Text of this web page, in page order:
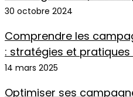
30 octobre 2024
Comprendre les
: stratégies et
14 mars 2025
Optimiser ses